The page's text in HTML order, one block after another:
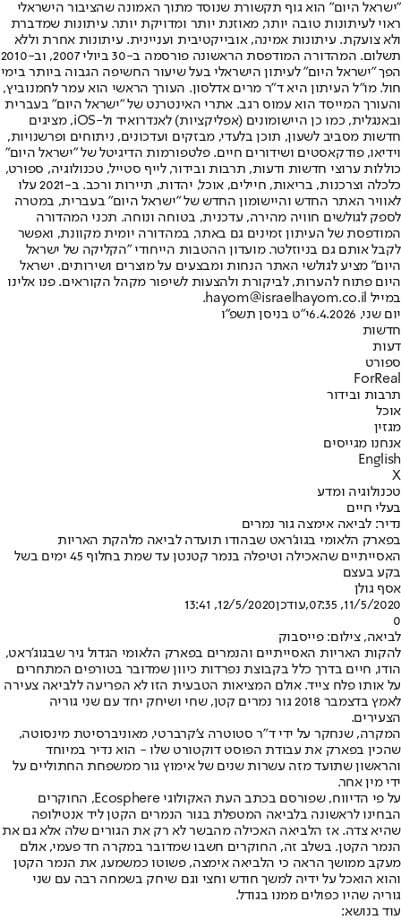
"ישראל היום" הוא גוף תקשורת שנוסד מתוך האמונה שהציבור הישראלי
ראוי לעיתונות טובה יותר, מאוזנת יותר ומדויקת יותר. עיתונות שמדברת
ולא צועקת. עיתונות אמינה, אובייקטיבית ועניינית. עיתונות אחרת וללא
תשלום. המהדורה המודפסת הראשונה פורסמה ב-30 ביולי 2007, וב-2010
הפך "ישראל היום" לעיתון הישראלי בעל שיעור החשיפה הגבוה ביותר בימי
חול. מו"ל העיתון היא ד"ר מרים אדלסון. העורך הראשי הוא עמר לחמנוביץ,
והעורך המייסד הוא עמוס רגב. אתרי האינטרנט של "ישראל היום" בעברית
ובאנגלית, כמו כן היישומונים (אפליקציות) לאנדרואיד ול-iOS, מציגים
חדשות מסביב לשעון, תוכן בלעדי, מבזקים ועדכונים, ניתוחים ופרשנויות,
וידיאו, פודקאסטים ושידורים חיים. פלטפורמות הדיגיטל של "ישראל היום"
כוללות ערוצי חדשות ודעות, תרבות ובידור, לייף סטייל, טכנולוגיה, ספורט,
כלכלה וצרכנות, בריאות, חיילים, אוכל, יהדות, תיירות ורכב. ב-2021 עלו
לאוויר האתר החדש והיישומון החדש של "ישראל היום" בעברית, במטרה
לספק לגולשים חוויה מהירה, עדכנית, בטוחה ונוחה. תכני המהדורה
המודפסת של העיתון זמינים גם באתר, במהדורה יומית מקוונת, ואפשר
לקבל אותם גם בניוזלטר. מועדון ההטבות הייחודי "הקליקה של ישראל
היום" מציע לגולשי האתר הנחות ומבצעים על מוצרים ושירותים. ישראל
היום פתוח להערות, לביקורת ולהצעות לשיפור מקהל הקוראים. פנו אלינו
במייל hayom@israelhayom.co.il.
יום שני, 6.4.2026
י"ט בניסן תשפ"ו
חדשות
דעות
ספורט
ForReal
תרבות ובידור
אוכל
מגזין
אנחנו מגייסים
English
X
טכנולוגיה ומדע
בעלי חיים
נדיר: לביאה אימצה גור נמרים
בפארק הלאומי בגוג'ראט שבהודו תועדה לביאה מלהקת האריות
האסייתיים שהאכילה וטיפלה בנמר קטנטן עד שמת בחלוף 45 ימים בשל
בקע בעצם
אסף גולן
11/5/2020, 07:35
,עודכן12/5/2020, 13:41
0
לביאה, צילום: פייסבוק
להקות האריות האסייתיים והנמרים בפארק הלאומי הגדול גיר שבגוג'ראט,
הודו, חיים בדרך כלל בקבוצת נפרדות כיוון שמדובר בטורפים המתחרים
על אותו פלח צייד. אולם המציאות הטבעית הזו לא הפריעה ללביאה צעירה
לאמץ בדצמבר 2018 גור נמרים קטן, שחי ושיחק יחד עם שני גוריה
הצעירים.
המקרה, שנחקר על ידי ד"ר סטוטרה צ'קרברטי, מאוניברסיטת מינסוטה,
שהכין בפארק את עבודת הפוסט דוקטורט שלו - הוא נדיר במיוחד
והראשון שתועד מזה עשרות שנים של אימוץ גור ממשפחת החתוליים על
ידי מין אחר.
על פי הדיווח, שפורסם בכתב העת האקולוגי Ecosphere, החוקרים
הבחינו לראשונה בלביאה המטפלת בגור הנמרים הקטן ליד אנטילופה
שהיא צדה. אז הלביאה האכילה מהבשר לא רק את הגורים שלה אלא גם את
הנמר הקטן. בשלב זה, החוקרים חשבו שמדובר במקרה חד פעמי, אולם
מעקב ממושך הראה כי הלביאה אימצה, פשוטו כמשמעו, את הנמר הקטן
והוא הואכל על ידיה למשך חודש וחצי וגם שיחק בשמחה רבה עם שני
גוריה שהיו כפולים ממנו בגודל.
עוד בנושא: